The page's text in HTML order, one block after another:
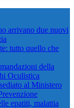
arrivano due nuovi
tutto quello che
della
Oculistica
al Ministero
epatiti, malattia